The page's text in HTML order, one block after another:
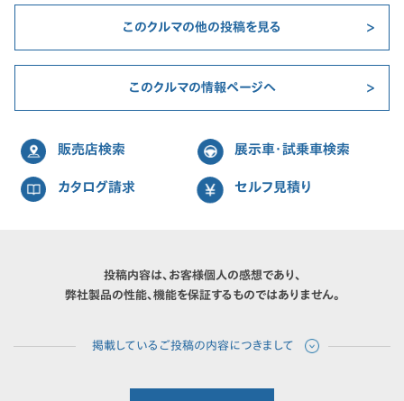
このクルマの他の投稿を見る
このクルマの情報ページへ
販売店検索 展示車・試乗車検索
カタログ請求 セルフ見積り
投稿内容は、お客様個人の感想であり、
弊社製品の性能、機能を保証するものではありません。